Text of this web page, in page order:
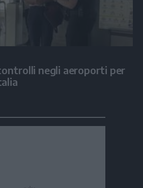
negli aeroporti per